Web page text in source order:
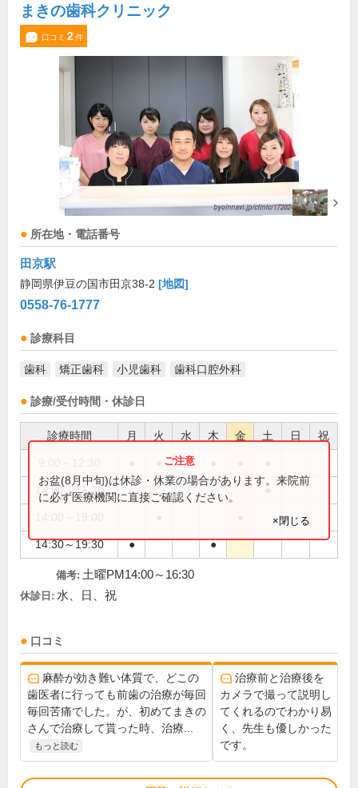
まきの歯科クリニック
口コミ 2件
所在地・電話番号
田京駅
静岡県伊豆の国市田京38-2 [地図]
0558-76-1777
診療科目
歯科 矯正歯科 小児歯科 歯科口腔外科
診療/受付時間・休診日
診療時間 月 火 水 木 金 土 日 祝
14:00～16:30 ●
14:30～19:30 ● ●
お盆(8月中旬)は休診・休業の場合があります。来院前
に必ず医療機関に直接ご確認ください。
×閉じる
備考: 土曜PM14:00～16:30
休診日: 水、日、祝
口コミ
麻酔が効き難い体質で、どこの
歯医者に行っても前歯の治療が毎回
毎回苦痛でした。が、初めてまきの
さんで治療して貰った時、治療...
もっと読む
治療前と治療後を
カメラで撮って説明し
てくれるのでわかり易
く、先生も優しかった
です。